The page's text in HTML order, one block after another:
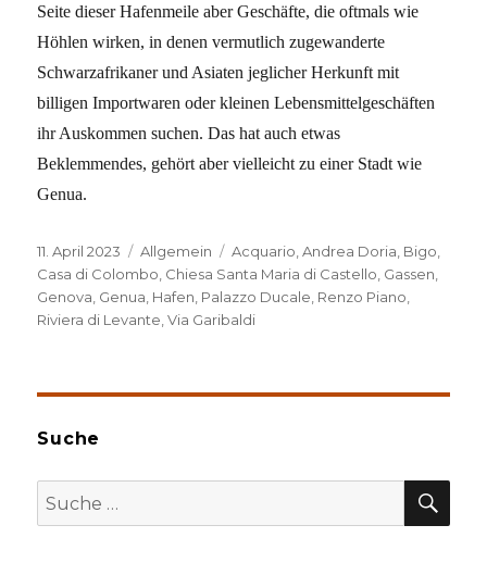
Seite dieser Hafenmeile aber Geschäfte, die oftmals wie
Höhlen wirken, in denen vermutlich zugewanderte
Schwarzafrikaner und Asiaten jeglicher Herkunft mit
billigen Importwaren oder kleinen Lebensmittelgeschäften
ihr Auskommen suchen. Das hat auch etwas
Beklemmendes, gehört aber vielleicht zu einer Stadt wie
Genua.
Veröffentlicht
am
11. April 2023 Kategorien
Allgemein Schlagwörter
Acquario ,Andrea Doria Bigo
Casa di Colombo Chiesa Santa Maria di Castello Gassen
Genova Genua Hafen Palazzo Ducale Renzo Piano
Riviera di Levante ,Via Garibaldi
Suche
Suche
nach: